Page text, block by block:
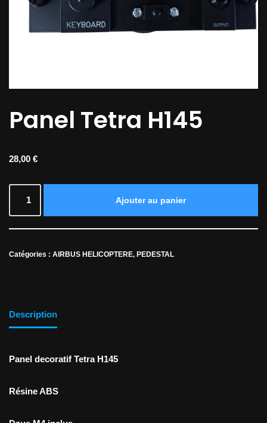
Panel Tetra H145
28,00 €
Ajouter au panier
Catégories : AIRBUS HELICOPTERE, PEDESTAL
Description
Panel decoratif Tetra H145
Résine ABS